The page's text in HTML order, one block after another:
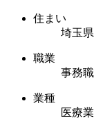
住まい
埼玉県
職業
事務職
業種
医療